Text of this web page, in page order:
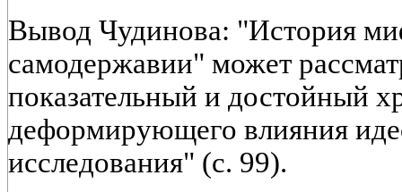
Вывод Чудинова: "История
самодержавии" может
показательный и достойный
деформирующего влияния
исследования" (с. 99).